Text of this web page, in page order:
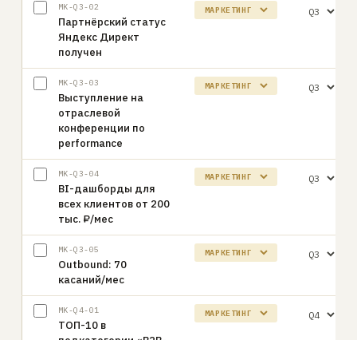
MK-Q3-02
Партнёрский статус
Яндекс Директ
получен
MK-Q3-03
Выступление на
отраслевой
конференции по
performance
MK-Q3-04
BI-дашборды для
всех клиентов от 200
тыс. ₽/мес
MK-Q3-05
Outbound: 70
касаний/мес
MK-Q4-01
ТОП-10 в